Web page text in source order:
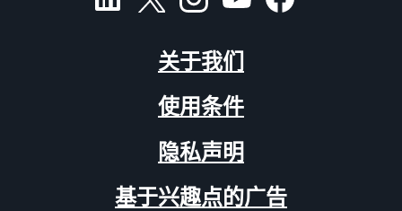
关于我们
使用条件
隐私声明
基于兴趣点的广告